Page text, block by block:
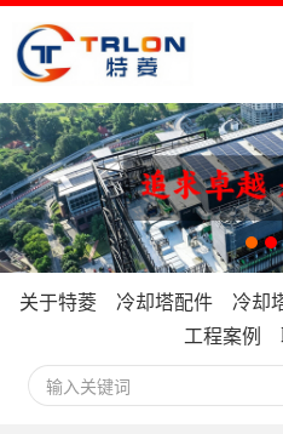
关于特菱 冷却塔配件 冷却
工程案例